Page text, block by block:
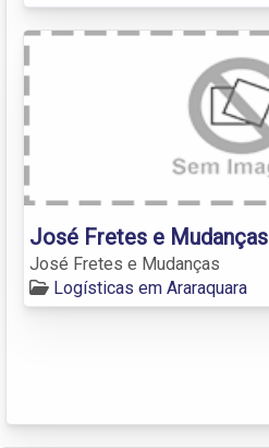
José Fretes e Mudanças
José Fretes e Mudanças
Logísticas em Araraquara